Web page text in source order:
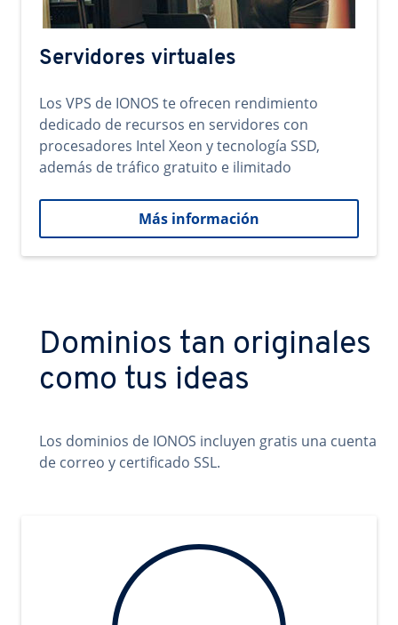
Servidores virtuales
Los VPS de IONOS te ofrecen rendimiento
dedicado de recursos en servidores con
procesadores Intel Xeon y tecnología SSD,
además de tráfico gratuito e ilimitado
Más información
Dominios tan originales
como tus ideas
Los dominios de IONOS incluyen gratis una cuenta
de correo y certificado SSL.